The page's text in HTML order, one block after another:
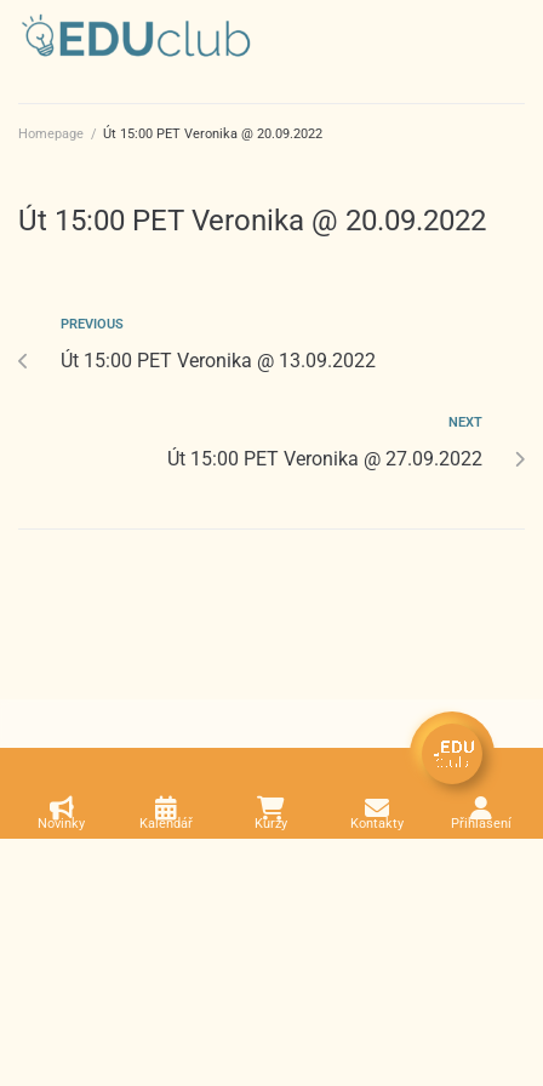
Homepage / Út 15:00 PET Veronika @ 20.09.2022
Út 15:00 PET Veronika @ 20.09.2022
PREVIOUS
Út 15:00 PET Veronika @ 13.09.2022
NEXT
Út 15:00 PET Veronika @ 27.09.2022
Novinky Kalendář Kurzy Kontakty Přihlášení